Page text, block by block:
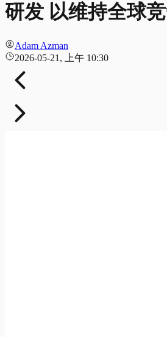
研发 以维持全球
Adam Azman
2026-05-21, 上午 10:30